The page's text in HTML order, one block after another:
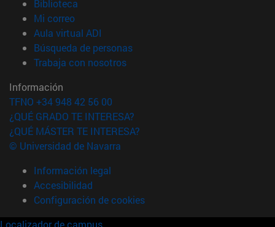
Biblioteca
Mi correo(abre en nueva ventana)
Aula virtual ADI
Búsqueda de personas(abre en nueva ventana)
Trabaja con nosotros(abre en nueva ventana)
Información
TFNO +34 948 42 56 00
¿QUÉ GRADO TE INTERESA?
¿QUÉ MÁSTER TE INTERESA?
© Universidad de Navarra
Información legal
Accesibilidad
Configuración de cookies
Localizador de campus